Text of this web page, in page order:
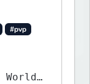
#pvp